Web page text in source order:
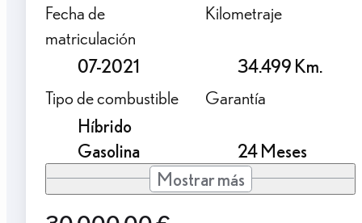
Fecha de
matriculación
07-2021
Kilometraje
34.499 Km.
Tipo de combustible
Híbrido
Gasolina
Garantía
24 Meses
Mostrar más